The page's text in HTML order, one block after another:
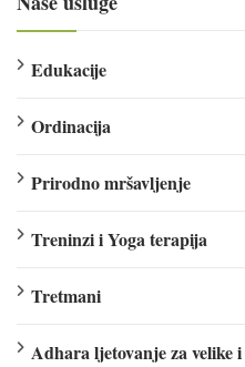
Edukacije
Ordinacija
Prirodno mršavljenje
Treninzi i Yoga terapija
Tretmani
Adhara ljetovanje za velike